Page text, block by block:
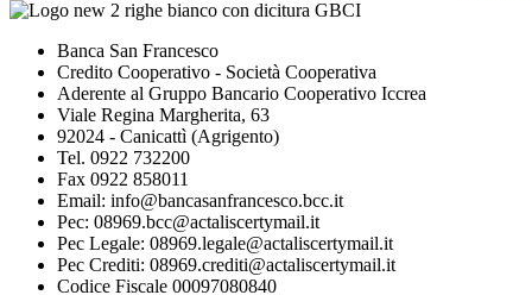
Banca San Francesco
Credito Cooperativo - Società Cooperativa
Aderente al Gruppo Bancario Cooperativo Iccrea
Viale Regina Margherita, 63
92024 - Canicattì (Agrigento)
Tel. 0922 732200
Fax 0922 858011
Email: info@bancasanfrancesco.bcc.it
Pec: 08969.bcc@actaliscertymail.it
Pec Legale: 08969.legale@actaliscertymail.it
Pec Crediti: 08969.crediti@actaliscertymail.it
Codice Fiscale 00097080840